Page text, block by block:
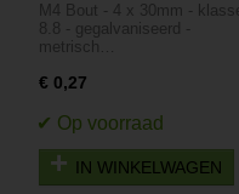
klasse 8.8 -
gegalvaniseerd -
M4 Bout - 4 x 30mm - klasse
8.8 - gegalvaniseerd -
metrisch…
€ 0,27
IN WINKELWAGEN